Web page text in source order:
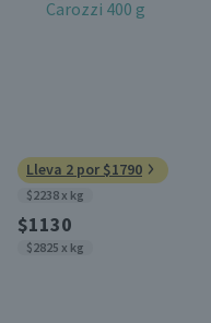
Lleva 2 por $1790
$2238 x kg
$1130
$2825 x kg